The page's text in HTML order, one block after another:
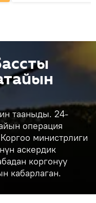
тааныды. 24-
операция
министрлиги
аскердик
коргонуу
кабарлаган.